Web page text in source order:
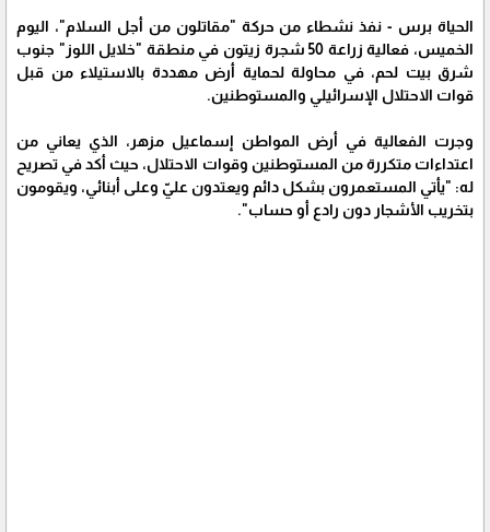
الحياة برس - نفذ نشطاء من حركة "مقاتلون من أجل السلام"، اليوم
الخميس، فعالية زراعة 50 شجرة زيتون في منطقة "خلايل اللوز" جنوب
شرق بيت لحم، في محاولة لحماية أرض مهددة بالاستيلاء من قبل
قوات الاحتلال الإسرائيلي والمستوطنين.
وجرت الفعالية في أرض المواطن إسماعيل مزهر، الذي يعاني من
اعتداءات متكررة من المستوطنين وقوات الاحتلال، حيث أكد في تصريح
له: "يأتي المستعمرون بشكل دائم ويعتدون عليّ وعلى أبنائي، ويقومون
بتخريب الأشجار دون رادع أو حساب".